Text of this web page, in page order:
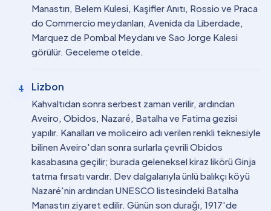
Manastırı, Belem Kulesi, Kaşifler Anıtı, Rossio ve Praca
do Commercio meydanları, Avenida da Liberdade,
Marquez de Pombal Meydanı ve Sao Jorge Kalesi
görülür. Geceleme otelde.
4 Lizbon
Kahvaltıdan sonra serbest zaman verilir, ardından
Aveiro, Obidos, Nazaré, Batalha ve Fatima gezisi
yapılır. Kanalları ve moliceiro adı verilen renkli teknesiyle
bilinen Aveiro'dan sonra surlarla çevrili Obidos
kasabasına geçilir; burada geleneksel kiraz likörü Ginja
tatma fırsatı vardır. Dev dalgalarıyla ünlü balıkçı köyü
Nazaré'nin ardından UNESCO listesindeki Batalha
Manastırı ziyaret edilir. Günün son durağı, 1917'de